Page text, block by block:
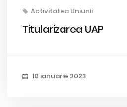
Activitatea Uniunii
Titularizarea UAP
10 ianuarie 2023